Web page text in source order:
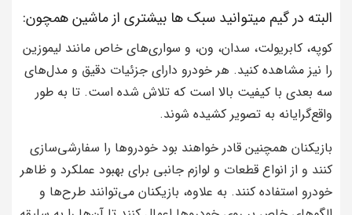
البته در گیم میتوانید سبک ها بیشتری از ماشین همچون:
کوپه، کابریولت، سدان، ون، و سواری‌های خاص مانند لیموزین
را نیز مشاهده کنید. هر خودرو دارای جزئیات دقیق و مدل‌های
سه بعدی با کیفیت بالا است که تلاش شده است. تا به طور
واقع‌گرایانه به تصویر کشیده شوند.
بازیکنان همچنین قادر خواهند بود خودروها را سفارشی‌سازی
کنند و از انواع قطعات و لوازم جانبی برای بهبود عملکرد و ظاهر
خودرو استفاده کنند. به علاوه، بازیکنان می‌توانند طرح‌ها و